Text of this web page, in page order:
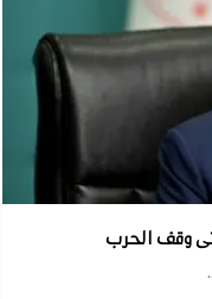
وقف الحرب